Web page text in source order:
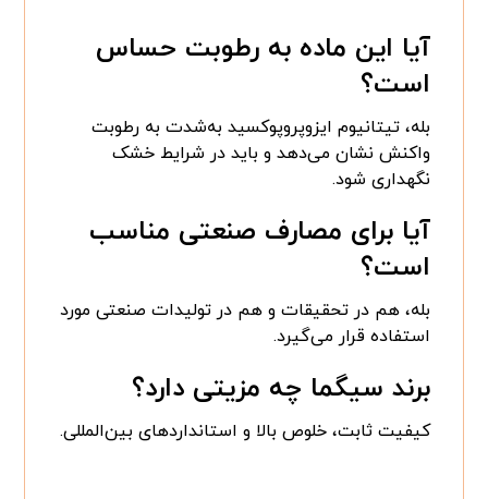
آیا این ماده به رطوبت حساس
است؟
بله، تیتانیوم ایزوپروپوکسید به‌شدت به رطوبت
واکنش نشان می‌دهد و باید در شرایط خشک
نگهداری شود.
آیا برای مصارف صنعتی مناسب
است؟
بله، هم در تحقیقات و هم در تولیدات صنعتی مورد
استفاده قرار می‌گیرد.
برند سیگما چه مزیتی دارد؟
کیفیت ثابت، خلوص بالا و استانداردهای بین‌المللی.